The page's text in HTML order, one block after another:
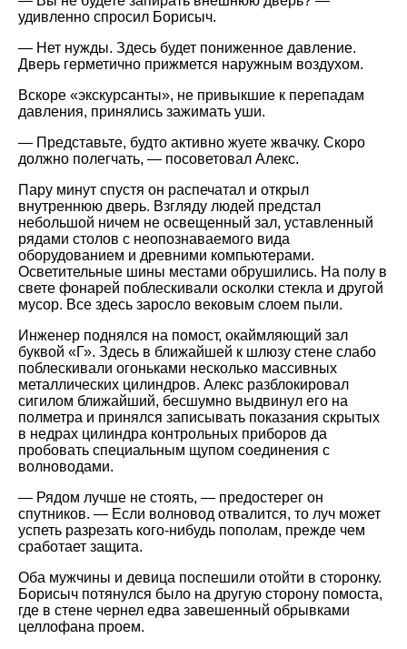
удивленно спросил Борисыч.
— Нет нужды. Здесь будет пониженное давление.
Дверь герметично прижмется наружным воздухом.
Вскоре «экскурсанты», не привыкшие к перепадам
давления, принялись зажимать уши.
— Представьте, будто активно жуете жвачку. Скоро
должно полегчать, — посоветовал Алекс.
Пару минут спустя он распечатал и открыл
внутреннюю дверь. Взгляду людей предстал
небольшой ничем не освещенный зал, уставленный
рядами столов с неопознаваемого вида
оборудованием и древними компьютерами.
Осветительные шины местами обрушились. На полу в
свете фонарей поблескивали осколки стекла и другой
мусор. Все здесь заросло вековым слоем пыли.
Инженер поднялся на помост, окаймляющий зал
буквой «Г». Здесь в ближайшей к шлюзу стене слабо
поблескивали огоньками несколько массивных
металлических цилиндров. Алекс разблокировал
сигилом ближайший, бесшумно выдвинул его на
полметра и принялся записывать показания скрытых
в недрах цилиндра контрольных приборов да
пробовать специальным щупом соединения с
волноводами.
— Рядом лучше не стоять, — предостерег он
спутников. — Если волновод отвалится, то луч может
успеть разрезать кого-нибудь пополам, прежде чем
сработает защита.
Оба мужчины и девица поспешили отойти в сторонку.
Борисыч потянулся было на другую сторону помоста,
где в стене чернел едва завешенный обрывками
целлофана проем.